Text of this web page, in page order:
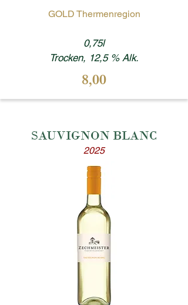
GOLD Thermenregion
0,75l
Trocken, 12,5 % Alk.
8,00
SAUVIGNON BLANC
2025